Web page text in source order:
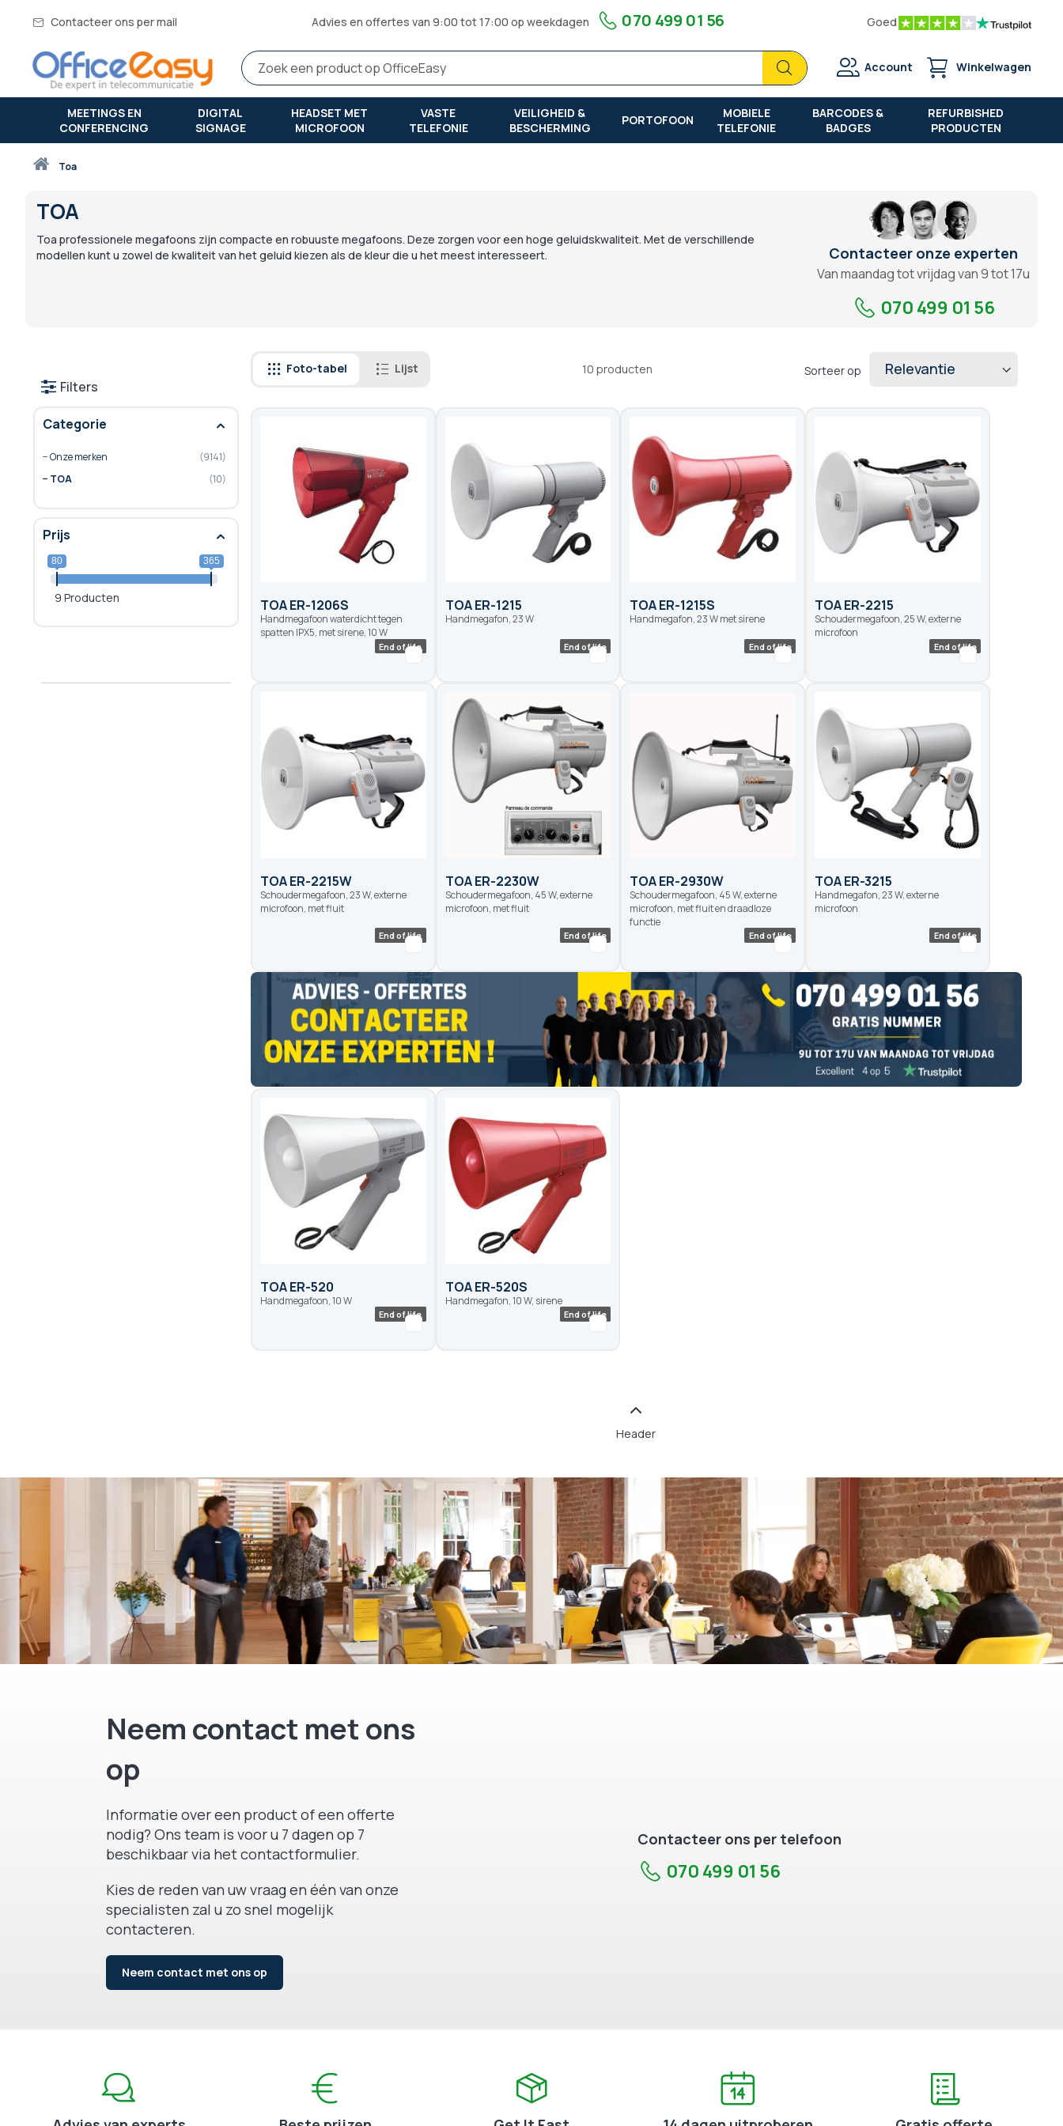
Contacteer ons per mail Advies en offertes van 9:00 tot 17:00 op weekdagen 070 499 01 56 Goed
Zoek
Zoek
Account Winkelwagen
MEETINGS EN
CONFERENCING
DIGITAL
SIGNAGE
HEADSET MET
MICROFOON
VASTE
TELEFONIE
VEILIGHEID &
BESCHERMING
PORTOFOON
MOBIELE
TELEFONIE
BARCODES &
BADGES
REFURBISHED
PRODUCTEN
Thuis
toa
TOA
Toa professionele megafoons zijn compacte en robuuste megafoons. Deze zorgen voor een hoge geluidskwaliteit. Met de verschillende
modellen kunt u zowel de kwaliteit van het geluid kiezen als de kleur die u het meest interesseert.
Contacteer onze experten
Van maandag tot vrijdag van 9 tot 17u
070 499 01 56
Foto-tabel Lijst 10 producten Sorteer op
TOA ER-1206S
Handmegafoon waterdicht tegen
spatten IPX5, met sirene, 10 W
End of life
TOA ER-1215
Handmegafon, 23 W
TOA ER-1215S
Handmegafon, 23 W met sirene
End of life
TOA ER-2215
Schoudermegafoon, 25 W, externe
microfoon
TOA ER-2215W
Schoudermegafoon, 23 W, externe
microfoon, met fluit
End of life
TOA ER-2230W
Schoudermegafoon, 45 W, externe
microfoon, met fluit
End of life
TOA ER-2930W
Schoudermegafoon, 45 W, externe
microfoon, met fluit en draadloze
functie
End of life
TOA ER-3215
Handmegafon, 23 W, externe
microfoon
TOA ER-520
Handmegafoon, 10 W
TOA ER-520S
Handmegafon, 10 W, sirene
Header
Filters
Categorie
Onze merken
9141
TOA
10
Prijs
80 365
9 Producten
Neem contact met ons
op
Informatie over een product of een offerte
nodig? Ons team is voor u 7 dagen op 7
beschikbaar via het contactformulier.
Kies de reden van uw vraag en één van onze
specialisten zal u zo snel mogelijk
contacteren.
Neem contact met ons op
Contacteer ons per telefoon
070 499 01 56